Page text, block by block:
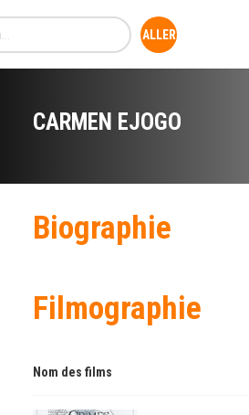
CARMEN EJOGO
Biographie
Filmographie
Nom des films